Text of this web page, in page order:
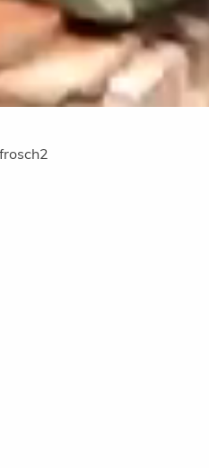
für den Garten